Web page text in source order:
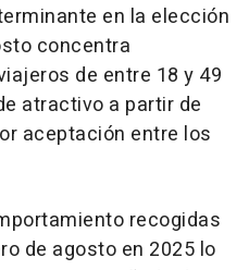
en la elección
concentra
de entre 18 y 49
atractivo a partir de
aceptación entre los
recogidas
de agosto en 2025 lo